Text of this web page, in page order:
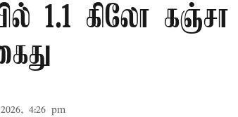
1.1 கிலோ கஞ்சா
4:26 pm